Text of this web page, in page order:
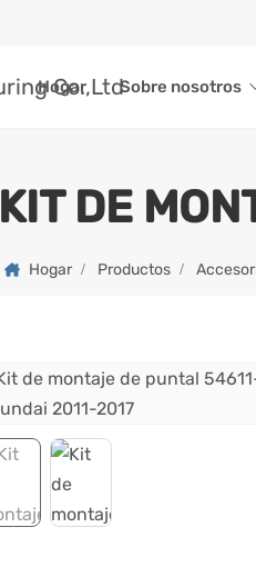
Hogar Sobre nosotros
KIT DE
Hogar Productos